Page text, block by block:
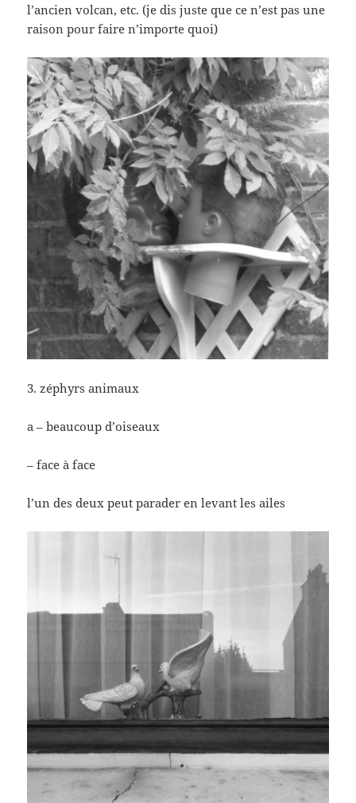
l’ancien volcan, etc. (je dis juste que ce n’est pas une
raison pour faire n’importe quoi)
3. zéphyrs animaux
a – beaucoup d’oiseaux
– face à face
l’un des deux peut parader en levant les ailes